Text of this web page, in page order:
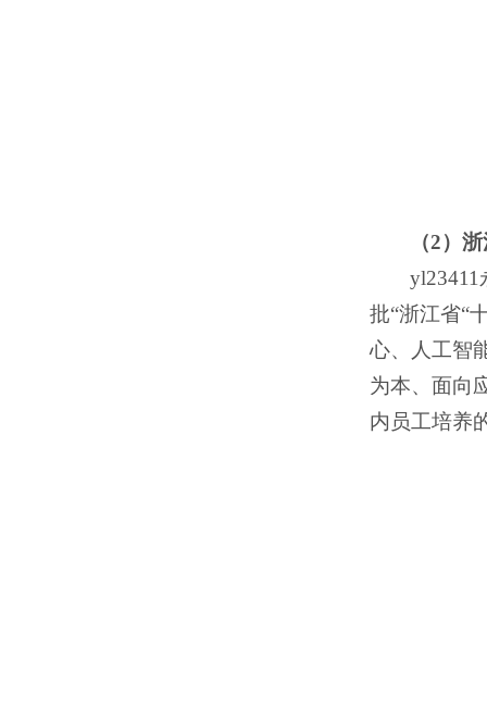
（2）
yl23411
批“浙江省“
心、人工智
为本、面向
内员工培养